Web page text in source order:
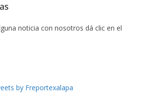
noticia con nosotros dá clic en el
by Freportexalapa